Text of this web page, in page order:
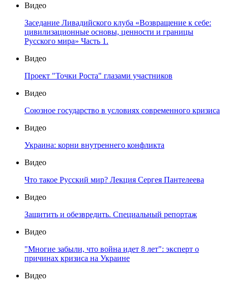
Видео
Заседание Ливадийского клуба «Возвращение к себе:
цивилизационные основы, ценности и границы
Русского мира» Часть 1.
Видео
Проект "Точки Роста" глазами участников
Видео
Союзное государство в условиях современного кризиса
Видео
Украина: корни внутреннего конфликта
Видео
Что такое Русский мир? Лекция Сергея Пантелеева
Видео
Защитить и обезвредить. Специальный репортаж
Видео
"Многие забыли, что война идет 8 лет": эксперт о
причинах кризиса на Украине
Видео